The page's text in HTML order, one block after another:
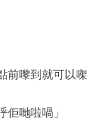
前嚟到就可以㗎
哋啦喎」